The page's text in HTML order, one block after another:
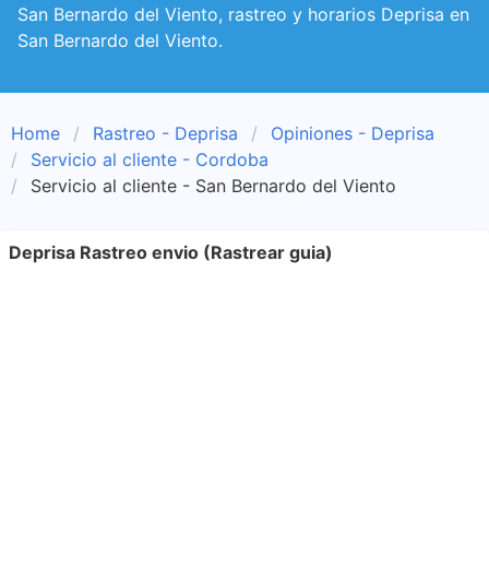
San Bernardo del Viento, rastreo y horarios Deprisa en
San Bernardo del Viento.
Home Rastreo - Deprisa
Opiniones - Deprisa
Servicio al cliente - Cordoba
Servicio al cliente - San Bernardo del Viento
Deprisa Rastreo envio (Rastrear guia)